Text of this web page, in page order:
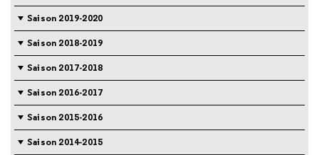
Saison 2019-2020
Saison 2018-2019
Saison 2017-2018
Saison 2016-2017
Saison 2015-2016
Saison 2014-2015